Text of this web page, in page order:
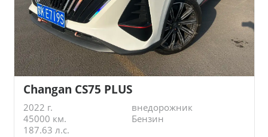
Changan CS75 PLUS
2022 г.
внедорожник
45000 км.
Бензин
187.63 л.с.